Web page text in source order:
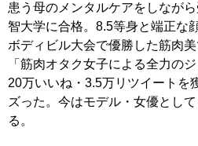
患う母のメンタルケアをしなが
智大学に合格。8.5等身と端正な
ボディビル大会で優勝した筋肉美
「筋肉オタク女子による全力の
20万いいね・3.5万リツイートを
ズった。今はモデル・女優とし
る。